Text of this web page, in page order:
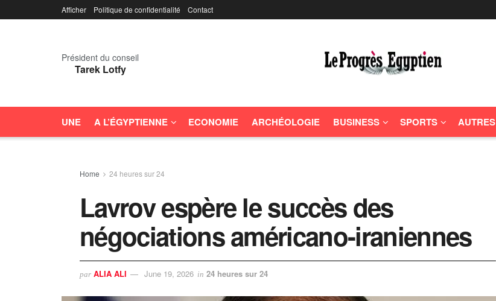
Afficher Politique de confidentialité Contact
Président du conseil
Tarek Lotfy
UNE A L’ÉGYPTIENNE ECONOMIE ARCHÉOLOGIE BUSINESS SPORTS AUTRES
Home 24 heures sur 24
Lavrov espère le succès des
négociations américano-iraniennes
par ALIA ALI June 19, 2026 in 24 heures sur 24